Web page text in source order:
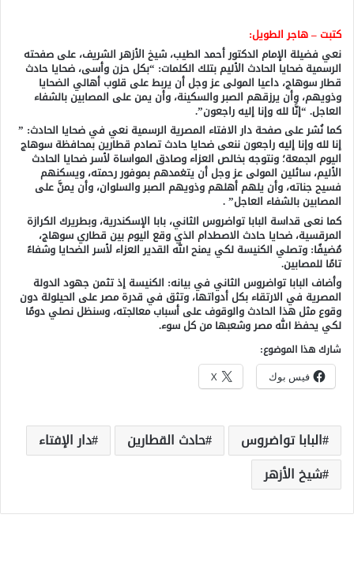
كتبت – هاجر الطويل:
نعي فضيلة الإمام الدكتور أحمد الطيب، شيخ الأزهر الشريف، على صفحته
الرسمية ضحايا الحادث الأليم بتلك الكلمات: “بكل حزن وأسى، ضحايا حادث
قطار سوهاج، داعيا المولى عز وجل أن يربط على قلوب أهالي الضحايا
وذويهم، وأن يرزقهم الصبر والسكينة، وأن يمن على المصابين بالشفاء
العاجل. “إنَّا لله وإنا إليه راجعون”.
كما نُشر على صفحة دار الافتاء المصرية الرسمية نعي في ضحايا الحادث: ”
إنا لله وإنا إليه راجعون ننعى ضحايا حادث تصادم قطارين بمحافظة سوهاج
اليوم الجمعة؛ ونتوجه بخالص العزاء وصادق المواساة لأسر ضحايا الحادث
الأليم، سائلين المولى عز وجل أن يتغمدهم بموفور رحمته، ويسكنهم
فسيح جناته، وأن يلهم أهلهم وذويهم الصبر والسلوان، وأن يمنَّ على
المصابين بالشفاء العاجل” .
كما نعى قداسة البابا تواضروس الثاني، بابا الإسكندرية، وبطريرك الكرازة
المرقسية، ضحايا حادث الاصطدام الذي وقع اليوم بين قطاري سوهاج،
مُضيفًا: وتصلي الكنيسة لكي يمنح الله القدير العزاء لأسر الضحايا وشفاءً
تامًا للمصابين.
وأضاف البابا تواضروس الثاني في بيانه: الكنيسة إذ تثمن جهود الدولة
المصرية في الارتقاء بكل أدواتها، وتثق في قدرة مصر على الحيلولة دون
وقوع مثل هذا الحادث والوقوف على أسباب معالجته، وسنظل نصلي دومًا
لكي يحفظ الله مصر وشعبها من كل سوء.
شارك هذا الموضوع:
فيس بوك X
البابا تواضروس حادث القطارين
دار الإفتاء
شيخ الأزهر